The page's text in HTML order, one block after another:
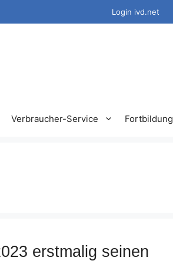
Login ivd.net
Verbraucher-Service Fortbildung
erstmalig seinen